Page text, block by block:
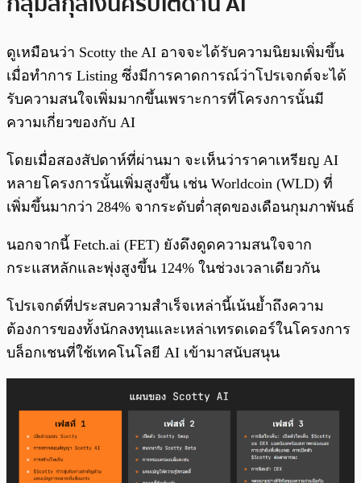
ดูเหมือนว่า Scotty the AI อาจจะได้รับความนิยมเพิ่มขึ้น
เมื่อทำการ Listing ซึ่งมีการคาดการณ์ว่าโปรเจกต์จะได้
รับความสนใจเพิ่มมากขึ้นเพราะการที่โครงการนั้นมี
ความเกี่ยวของกับ AI
โดยเมื่อสองสัปดาห์ที่ผ่านมา จะเห็นว่าราคาเหรียญ AI
หลายโครงการนั้นเพิ่มสูงขึ้น เช่น Worldcoin (WLD) ที่
เพิ่มขึ้นมากว่า 284% จากระดับต่ำสุดของเดือนกุมภาพันธ์
นอกจากนี้ Fetch.ai (FET) ยังดึงดูดความสนใจจาก
กระแสหลักและพุ่งสูงขึ้น 124% ในช่วงเวลาเดียวกัน
โปรเจกต์ที่ประสบความสำเร็จเหล่านี้เน้นย้ำถึงความ
ต้องการของทั้งนักลงทุนและเหล่าเทรดเดอร์ในโครงการ
บล็อกเชนที่ใช้เทคโนโลยี AI เข้ามาสนับสนุน